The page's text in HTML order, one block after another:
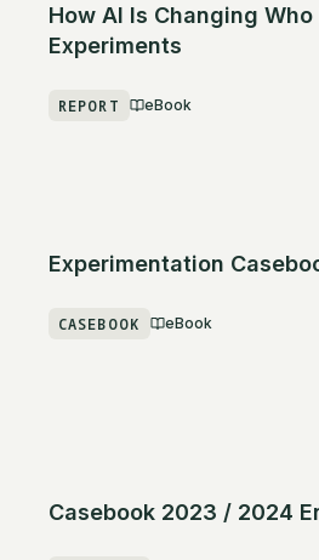
How AI Is Changing
Experiments
REPORT eBook
Experimentation
CASEBOOK eBook
Casebook 2023 / 2024